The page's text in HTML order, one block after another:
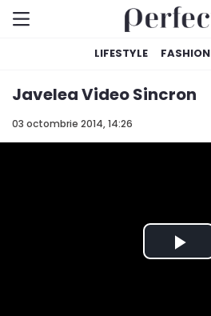
LIFESTYLE FASHION
03 octombrie 2014, 14:26
Javelea Video Sincron